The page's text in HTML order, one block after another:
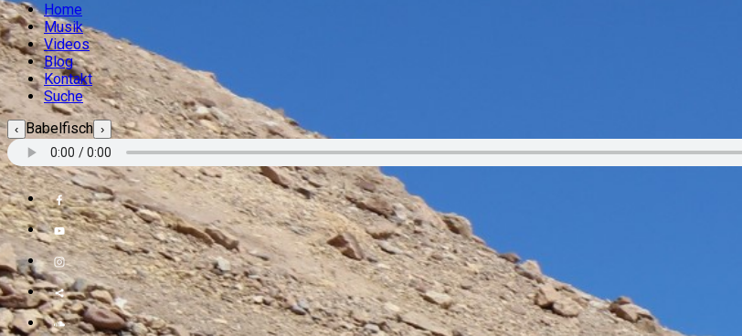
Home
Musik
Videos
Blog
Kontakt
Suche
‹ Babelfisch ›